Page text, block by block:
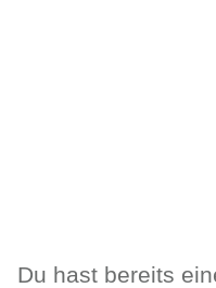
Du hast bereits